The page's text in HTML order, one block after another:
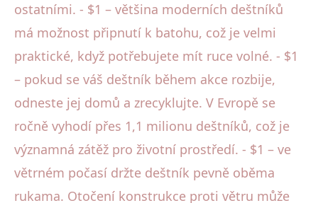
ostatními. - $1 – většina moderních deštníků
má možnost připnutí k batohu, což je velmi
praktické, když potřebujete mít ruce volné. - $1
– pokud se váš deštník během akce rozbije,
odneste jej domů a zrecyklujte. V Evropě se
ročně vyhodí přes 1,1 milionu deštníků, což je
významná zátěž pro životní prostředí. - $1 – ve
větrném počasí držte deštník pevně oběma
rukama. Otočení konstrukce proti větru může